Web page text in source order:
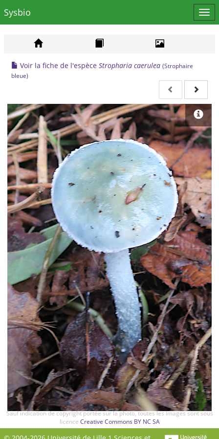
le
Sysbio
Voir la fiche de l'espèce Stropharia caerulea (Strophaire
bleue)
Sauf indication de copyright portée sur la photo, toutes les images sont sous
licence Creative Commons BY NC SA